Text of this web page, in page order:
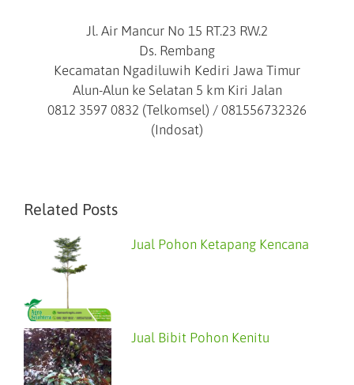
Jl. Air Mancur No 15 RT.23 RW.2
Ds. Rembang
Kecamatan Ngadiluwih Kediri Jawa Timur
Alun-Alun ke Selatan 5 km Kiri Jalan
0812 3597 0832 (Telkomsel) / 081556732326
(Indosat)
Related Posts
Jual Pohon Ketapang Kencana
Jual Bibit Pohon Kenitu